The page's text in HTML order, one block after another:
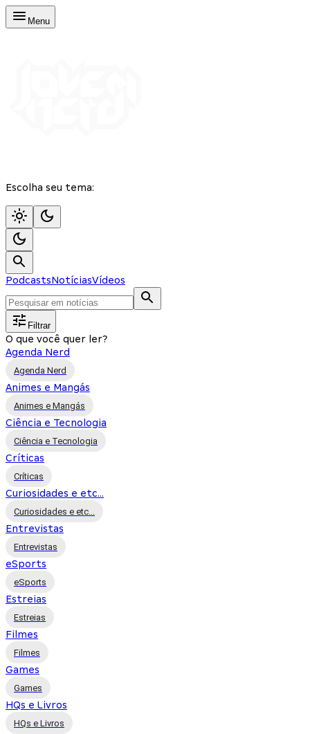
Menu
Escolha seu tema:
PodcastsNotíciasVídeos
Filtrar
O que você quer ler?
Agenda Nerd
Agenda Nerd
Animes e Mangás
Animes e Mangás
Ciência e Tecnologia
Ciência e Tecnologia
Críticas
Críticas
Curiosidades e etc...
Curiosidades e etc...
Entrevistas
Entrevistas
eSports
eSports
Estreias
Estreias
Filmes
Filmes
Games
Games
HQs e Livros
HQs e Livros